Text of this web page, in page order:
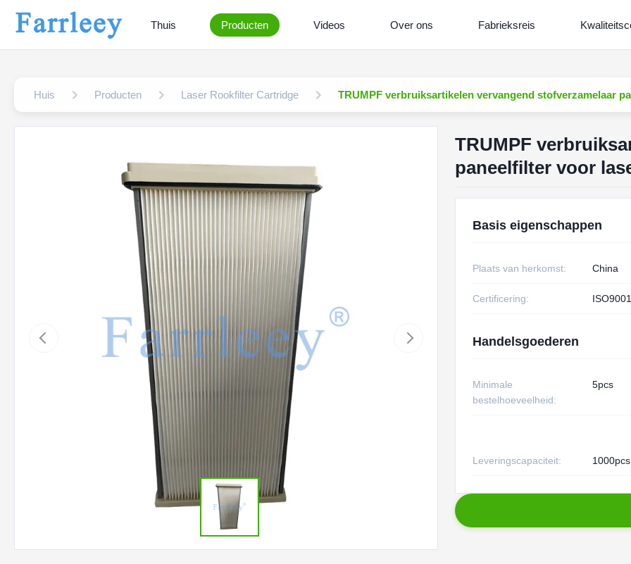
Thuis Producten Videos Over ons Fabrieksreis
Huis Producten Laser Rookfilter Cartridge TRUMPF verbruiksartikelen vervangend stofverzamelaar
TRUMPF
paneelfilter voor
Basis eigenschappen
Plaats van herkomst: China
Certificering:
Handelsgoederen
Minimale
bestelhoeveelheid:
5pcs
Leveringscapaciteit: